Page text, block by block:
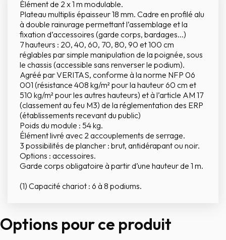
Élément de 2 x 1 m modulable.
Plateau multiplis épaisseur 18 mm. Cadre en profilé alu
à double rainurage permettant l’assemblage et la
fixation d’accessoires (garde corps, bardages...)
7 hauteurs : 20, 40, 60, 70, 80, 90 et 100 cm
réglables par simple manipulation de la poignée, sous
le chassis (accessible sans renverser le podium).
Agréé par VERITAS, conforme à la norme NFP 06
001 (résistance 408 kg/m² pour la hauteur 60 cm et
510 kg/m² pour les autres hauteurs) et à l’article AM 17
(classement au feu M3) de la réglementation des ERP
(établissements recevant du public)
Poids du module : 54 kg.
Élément livré avec 2 accouplements de serrage.
3 possibilités de plancher : brut, antidérapant ou noir.
Options : accessoires.
Garde corps obligatoire à partir d’une hauteur de 1 m.
(1) Capacité chariot : 6 à 8 podiums.
Options pour ce produit